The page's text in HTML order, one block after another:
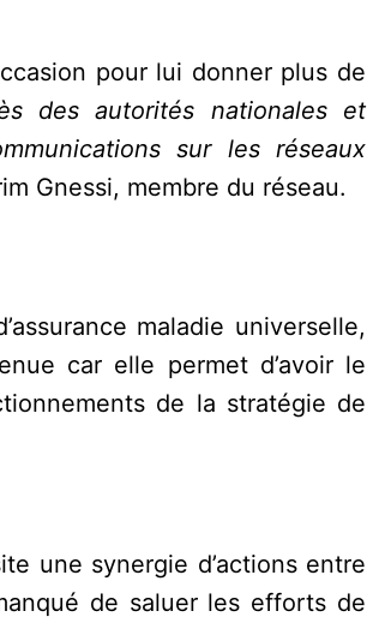
pour lui donner plus de
des autorités nationales et
sur les réseaux
Gnessi, membre du réseau.
maladie universelle,
car elle permet d’avoir le
de la stratégie de
une synergie d’actions entre
de saluer les efforts de